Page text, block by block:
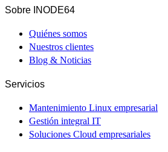
Sobre INODE64
Quiénes somos
Nuestros clientes
Blog & Noticias
Servicios
Mantenimiento Linux empresarial
Gestión integral IT
Soluciones Cloud empresariales